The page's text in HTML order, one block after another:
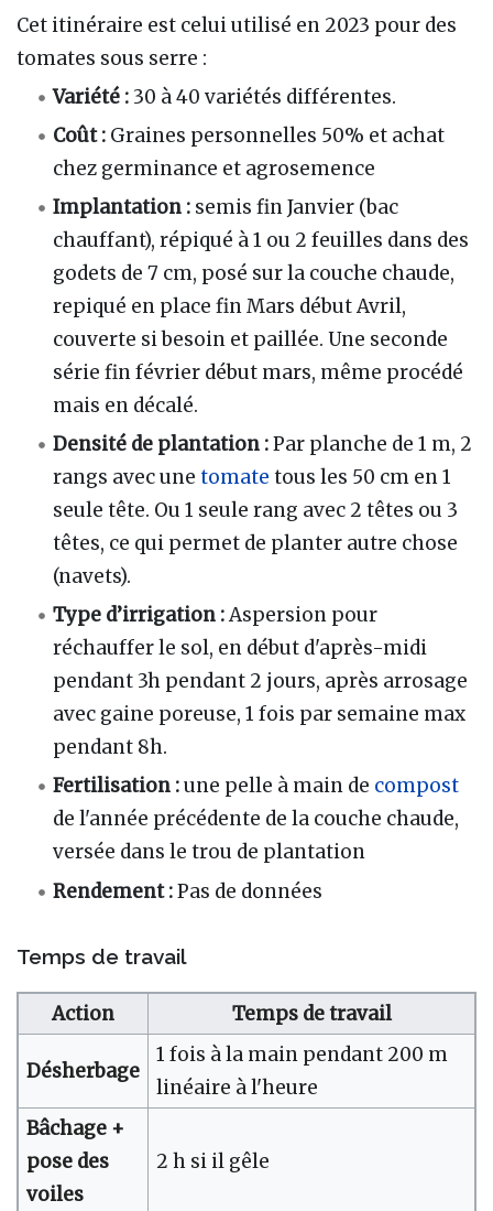
Cet itinéraire est celui utilisé en 2023 pour des
tomates sous serre :
Variété : 30 à 40 variétés différentes.
Coût : Graines personnelles 50% et achat
chez germinance et agrosemence
Implantation : semis fin Janvier (bac
chauffant), répiqué à 1 ou 2 feuilles dans des
godets de 7 cm, posé sur la couche chaude,
repiqué en place fin Mars début Avril,
couverte si besoin et paillée. Une seconde
série fin février début mars, même procédé
mais en décalé.
Densité de plantation :Par planche de 1 m, 2
rangs avec unetomate tous les 50 cm en 1
seule tête. Ou 1 seule rang avec 2 têtes ou 3
têtes, ce qui permet de planter autre chose
(navets).
Type d’irrigation :Aspersion pour
réchauffer le sol, en début d'après-midi
pendant 3h pendant 2 jours, après arrosage
avec gaine poreuse, 1 fois par semaine max
pendant 8h.
Fertilisation :une pelle à main de compost
de l'année précédente de la couche chaude,
versée dans le trou de plantation
Rendement :Pas de données
Temps de travail
Action Temps de travail
Désherbage
1 fois à la main pendant 200 m
linéaire à l'heure
Bâchage +
pose des
voiles
2 h si il gêle